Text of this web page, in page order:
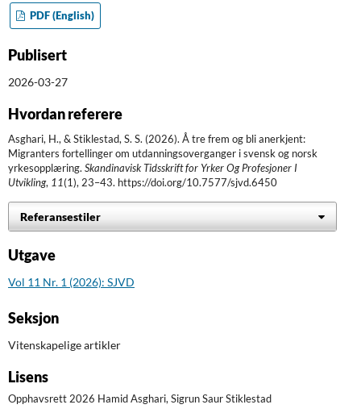
PDF (English)
Publisert
2026-03-27
Hvordan referere
Asghari, H., & Stiklestad, S. S. (2026). Å tre frem og bli anerkjent:
Migranters fortellinger om utdanningsoverganger i svensk og norsk
yrkesopplæring. Skandinavisk Tidsskrift for Yrker Og Profesjoner I
Utvikling, 11(1), 23–43. https://doi.org/10.7577/sjvd.6450
Referansestiler
Utgave
Vol 11 Nr. 1 (2026): SJVD
Seksjon
Vitenskapelige artikler
Lisens
Opphavsrett 2026 Hamid Asghari, Sigrun Saur Stiklestad